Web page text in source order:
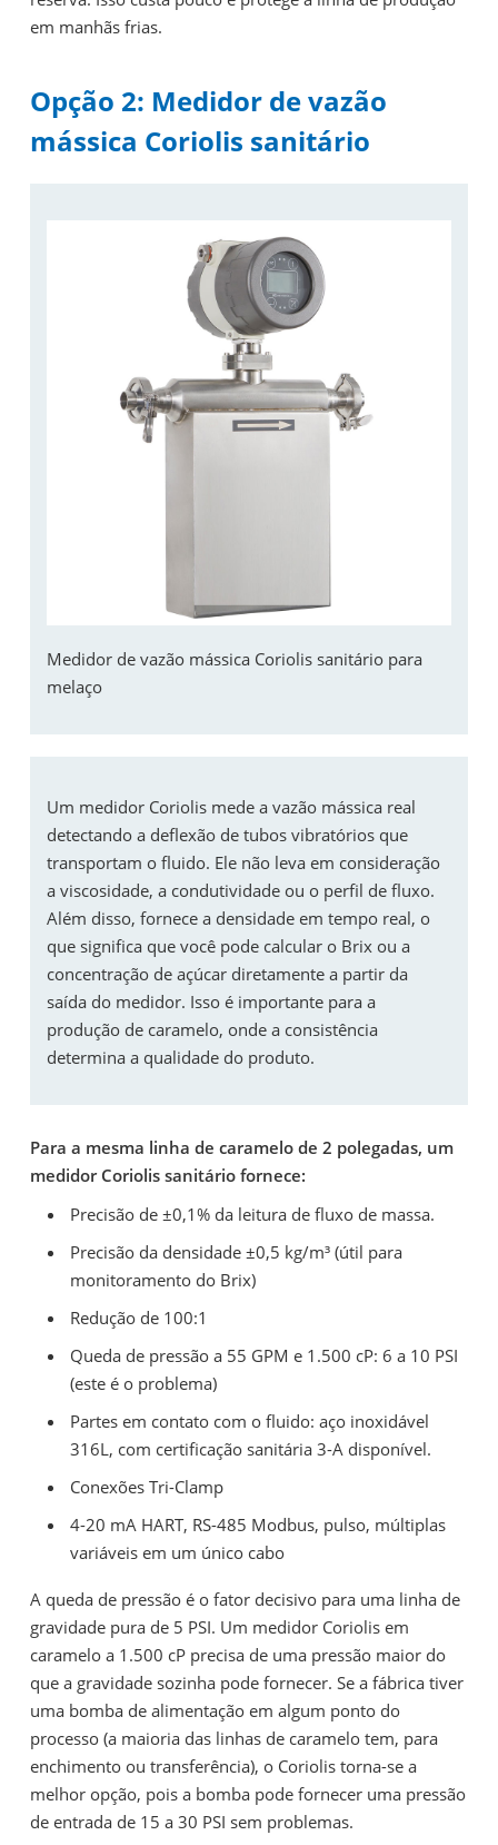
em manhãs frias.
Opção 2: Medidor de vazão
mássica Coriolis sanitário
Medidor de vazão mássica Coriolis sanitário para
melaço
Um medidor Coriolis mede a vazão mássica real
detectando a deflexão de tubos vibratórios que
transportam o fluido. Ele não leva em consideração
a viscosidade, a condutividade ou o perfil de fluxo.
Além disso, fornece a densidade em tempo real, o
que significa que você pode calcular o Brix ou a
concentração de açúcar diretamente a partir da
saída do medidor. Isso é importante para a
produção de caramelo, onde a consistência
determina a qualidade do produto.
Para a mesma linha de caramelo de 2 polegadas, um
medidor Coriolis sanitário fornece:
Precisão de ±0,1% da leitura de fluxo de massa.
Precisão da densidade ±0,5 kg/m³ (útil para
monitoramento do Brix)
Redução de 100:1
Queda de pressão a 55 GPM e 1.500 cP: 6 a 10 PSI
(este é o problema)
Partes em contato com o fluido: aço inoxidável
316L, com certificação sanitária 3-A disponível.
Conexões Tri-Clamp
4-20 mA HART, RS-485 Modbus, pulso, múltiplas
variáveis ​​em um único cabo
A queda de pressão é o fator decisivo para uma linha de
gravidade pura de 5 PSI. Um medidor Coriolis em
caramelo a 1.500 cP precisa de uma pressão maior do
que a gravidade sozinha pode fornecer. Se a fábrica tiver
uma bomba de alimentação em algum ponto do
processo (a maioria das linhas de caramelo tem, para
enchimento ou transferência), o Coriolis torna-se a
melhor opção, pois a bomba pode fornecer uma pressão
de entrada de 15 a 30 PSI sem problemas.